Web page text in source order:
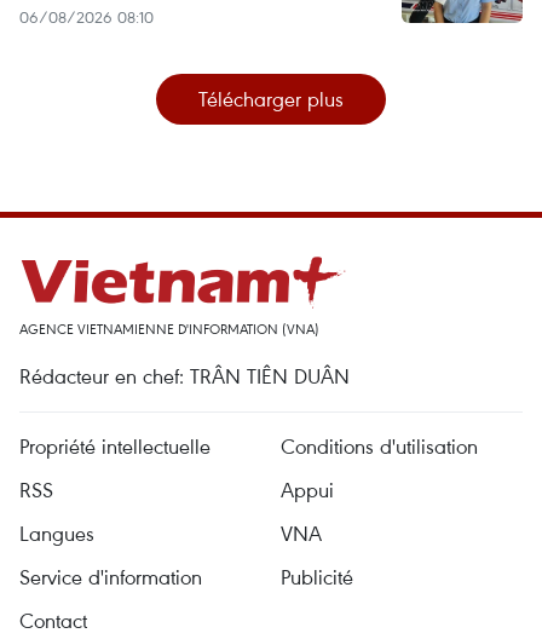
06/08/2026 08:10
Télécharger plus
AGENCE VIETNAMIENNE D'INFORMATION (VNA)
Rédacteur en chef: TRÂN TIÊN DUÂN
Propriété intellectuelle
Conditions d'utilisation
RSS
Appui
Langues
VNA
Service d'information
Publicité
Contact